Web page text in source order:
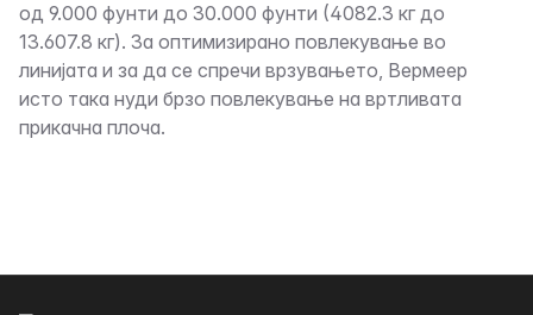
од 9.000 фунти до 30.000 фунти (4082.3 кг до
13.607.8 кг). За оптимизирано повлекување во
линијата и за да се спречи врзувањето, Вермеер
исто така нуди брзо повлекување на вртливата
прикачна плоча.